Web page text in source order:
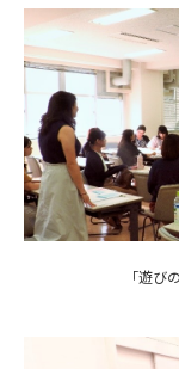
「遊びの育ちを